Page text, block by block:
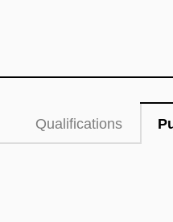
Qualifications